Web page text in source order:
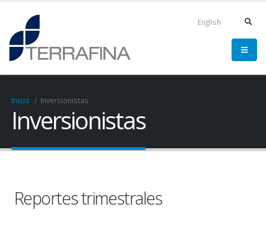
English
Inicio Inversionistas
Inversionistas
Reportes trimestrales